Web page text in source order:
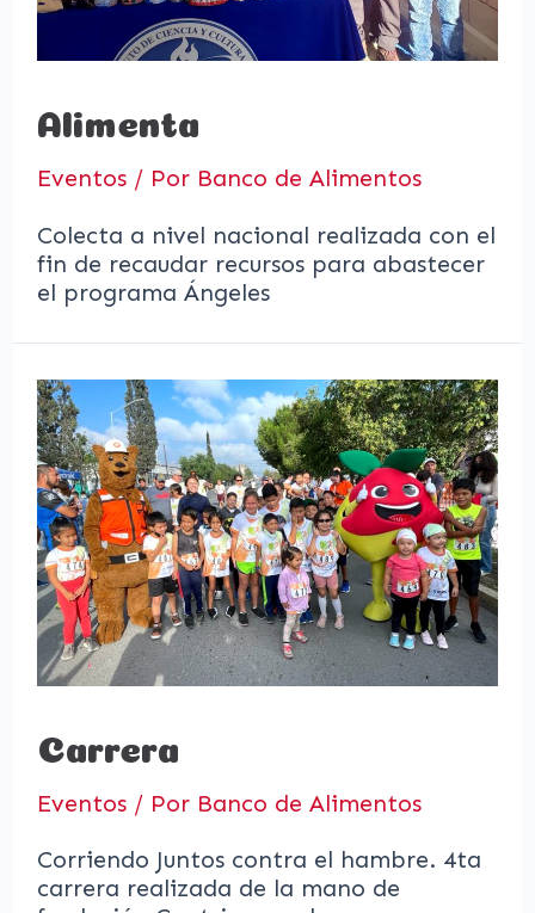
Alimenta
Eventos/ Por Banco de Alimentos
Colecta a nivel nacional realizada con el
fin de recaudar recursos para abastecer
el programa Ángeles
Carrera
Eventos/ Por Banco de Alimentos
Corriendo Juntos contra el hambre. 4ta
carrera realizada de la mano de